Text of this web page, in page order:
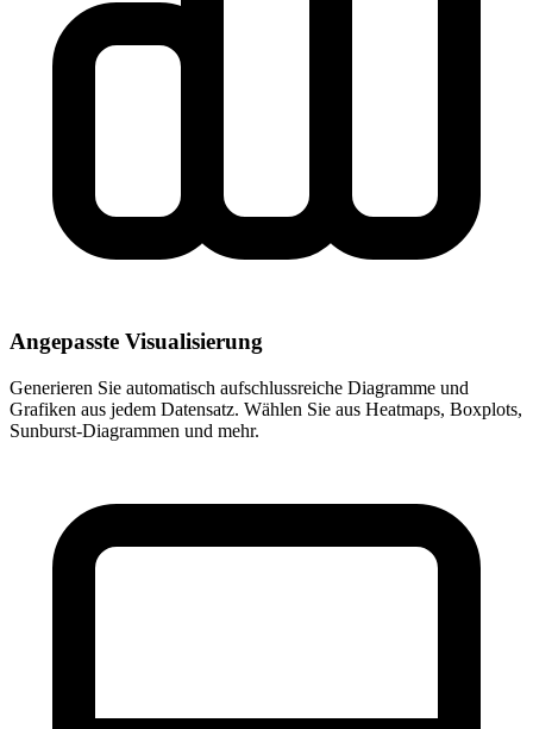
Angepasste Visualisierung
Generieren Sie automatisch aufschlussreiche Diagramme und
Grafiken aus jedem Datensatz. Wählen Sie aus Heatmaps, Boxplots,
Sunburst-Diagrammen und mehr.